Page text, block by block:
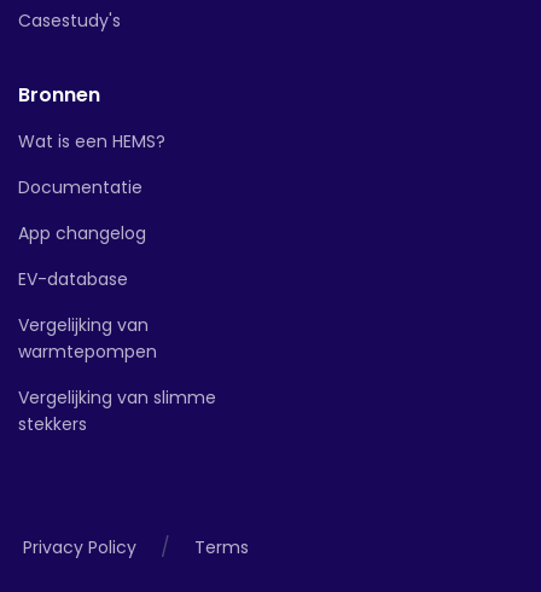
Casestudy's
Bronnen
Wat is een HEMS?
Documentatie
App changelog
EV-database
Vergelijking van
warmtepompen
Vergelijking van slimme
stekkers
Privacy Policy / Terms